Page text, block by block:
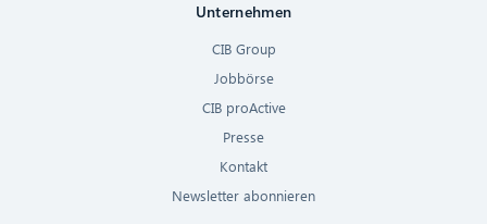
Unternehmen
CIB Group
Jobbörse
CIB proActive
Presse
Kontakt
Newsletter abonnieren